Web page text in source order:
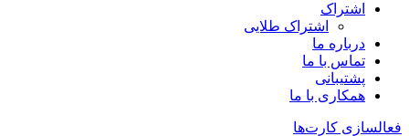
اشتراک
اشتراک طلایی
درباره ما
تماس با ما
پشتیبانی
همکاری با ما
فعالسازی کارت‌ها